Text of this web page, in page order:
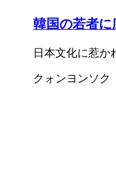
韓国の若者
日本文化に惹か
クォンヨンソク